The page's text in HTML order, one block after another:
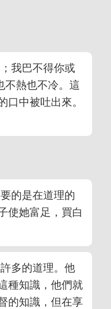
我巴不得你或
不熱也不冷。這
中被吐出來。
的是在道理的
使她富足，買白
多的道理。他
種知識，他們就
的知識，但在享